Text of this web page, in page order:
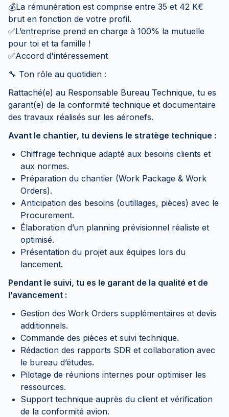
💰La rémunération est comprise entre 35 et 42 K€
brut en fonction de votre profil.
✅L’entreprise prend en charge à 100% la mutuelle
pour toi et ta famille !
✅Accord d'intéressement
🔧 Ton rôle au quotidien :
Rattaché(e) au Responsable Bureau Technique, tu es
garant(e) de la conformité technique et documentaire
des travaux réalisés sur les aéronefs.
Avant le chantier, tu deviens le stratège technique :
Chiffrage technique adapté aux besoins clients et
aux normes.
Préparation du chantier (Work Package & Work
Orders).
Anticipation des besoins (outillages, pièces) avec le
Procurement.
Élaboration d’un planning prévisionnel réaliste et
optimisé.
Présentation du projet aux équipes lors du
lancement.
Pendant le suivi, tu es le garant de la qualité et de
l’avancement :
Gestion des Work Orders supplémentaires et devis
additionnels.
Commande des pièces et suivi technique.
Rédaction des rapports SDR et collaboration avec
le bureau d’études.
Pilotage de réunions internes pour optimiser les
ressources.
Support technique auprès du client et vérification
de la conformité avion.